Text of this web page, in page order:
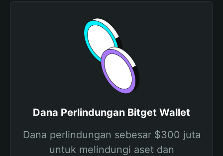
Dana Perlindungan Bitget Wallet
Dana perlindungan sebesar $300 juta
untuk melindungi aset dan